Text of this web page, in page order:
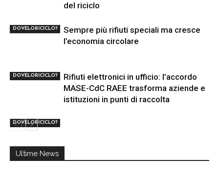
DOVELORICICLO?
del riciclo
DOVELORICICLO?
Sempre più rifiuti speciali ma cresce
l’economia circolare
DOVELORICICLO?
Rifiuti elettronici in ufficio: l’accordo
MASE-CdC RAEE trasforma aziende e
istituzioni in punti di raccolta
Ultime News